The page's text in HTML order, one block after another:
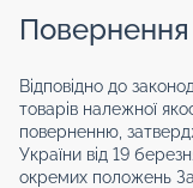
Повернення
Відповідно до
товарів належної
поверненню,
України від 19
окремих положень